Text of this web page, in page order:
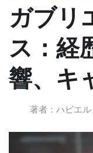
ガブリ
ス：経
響、キ
著者：ハビエ